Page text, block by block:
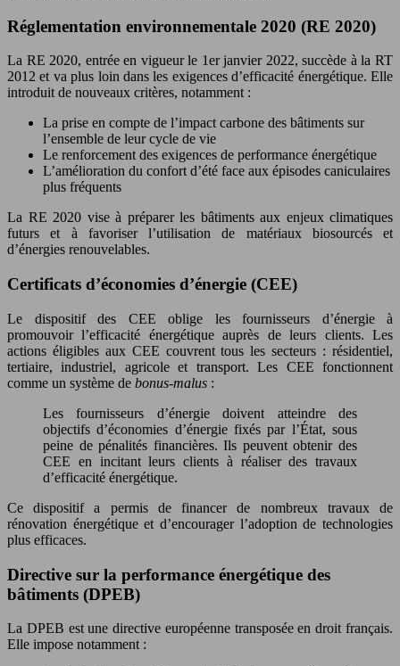
Réglementation environnementale 2020 (RE 2020)
La RE 2020, entrée en vigueur le 1er janvier 2022, succède à la RT
2012 et va plus loin dans les exigences d’efficacité énergétique. Elle
introduit de nouveaux critères, notamment :
La prise en compte de l’impact carbone des bâtiments sur
l’ensemble de leur cycle de vie
Le renforcement des exigences de performance énergétique
L’amélioration du confort d’été face aux épisodes caniculaires
plus fréquents
La RE 2020 vise à préparer les bâtiments aux enjeux climatiques
futurs et à favoriser l’utilisation de matériaux biosourcés et
d’énergies renouvelables.
Certificats d’économies d’énergie (CEE)
Le dispositif des CEE oblige les fournisseurs d’énergie à
promouvoir l’efficacité énergétique auprès de leurs clients. Les
actions éligibles aux CEE couvrent tous les secteurs : résidentiel,
tertiaire, industriel, agricole et transport. Les CEE fonctionnent
comme un système de bonus-malus :
Les fournisseurs d’énergie doivent atteindre des
objectifs d’économies d’énergie fixés par l’État, sous
peine de pénalités financières. Ils peuvent obtenir des
CEE en incitant leurs clients à réaliser des travaux
d’efficacité énergétique.
Ce dispositif a permis de financer de nombreux travaux de
rénovation énergétique et d’encourager l’adoption de technologies
plus efficaces.
Directive sur la performance énergétique des
bâtiments (DPEB)
La DPEB est une directive européenne transposée en droit français.
Elle impose notamment :